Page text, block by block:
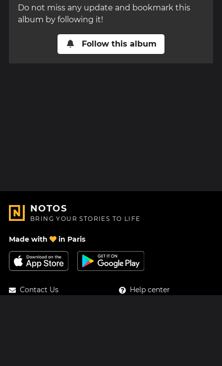
Do not miss any update and bookmark this
album by following it!
Follow this album
NOTOS
BRING YOUR STORIES TO LIFE
Made with in Paris
Contact Us
Help center